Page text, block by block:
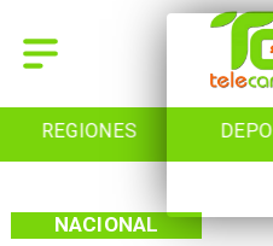
REGIONES
NACIONAL